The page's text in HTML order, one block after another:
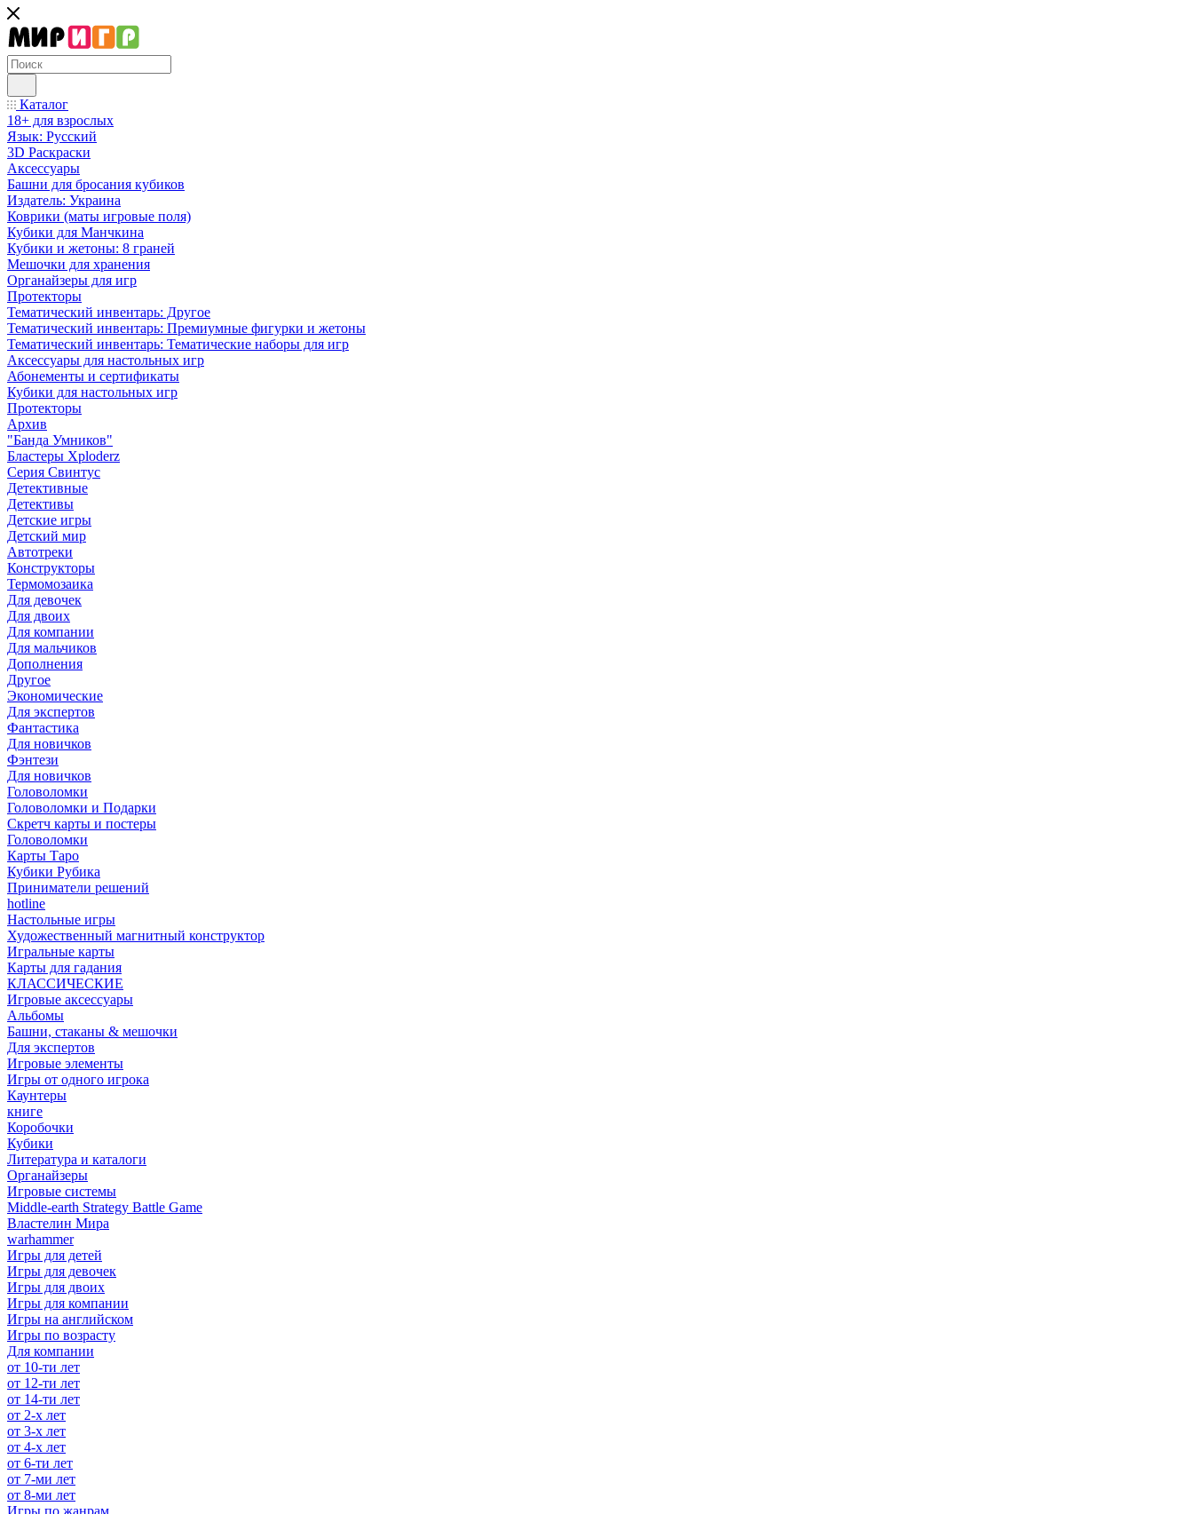
Каталог
18+ для взрослых
Язык: Русский
3D Раскраски
Аксессуары
Башни для бросания кубиков
Издатель: Украина
Коврики (маты игровые поля)
Кубики для Манчкина
Кубики и жетоны: 8 граней
Мешочки для хранения
Органайзеры для игр
Протекторы
Тематический инвентарь: Другое
Тематический инвентарь: Премиумные фигурки и жетоны
Тематический инвентарь: Тематические наборы для игр
Аксессуары для настольных игр
Абонементы и сертификаты
Кубики для настольных игр
Протекторы
Архив
"Банда Умников"
Бластеры Xploderz
Cерия Свинтус
Детективные
Детективы
Детские игры
Детский мир
Автотреки
Конструкторы
Термомозаика
Для девочек
Для двоих
Для компании
Для мальчиков
Дополнения
Другое
Экономические
Для экспертов
Фантастика
Для новичков
Фэнтези
Для новичков
Головоломки
Головоломки и Подарки
Cкретч карты и постеры
Головоломки
Карты Таро
Кубики Рубика
Приниматели решений
hotline
Настольные игры
Художественный магнитный конструктор
Игральные карты
Карты для гадания
КЛАССИЧЕСКИЕ
Игровые аксессуары
Альбомы
Башни, стаканы & мешочки
Для экспертов
Игровые элементы
Игры от одного игрока
Каунтеры
книге
Коробочки
Кубики
Литература и каталоги
Органайзеры
Игровые системы
Middle-earth Strategy Battle Game
Властелин Мира
warhammer
Игры для детей
Игры для девочек
Игры для двоих
Игры для компании
Игры на английском
Игры по возрасту
Для компании
от 10-ти лет
от 12-ти лет
от 14-ти лет
от 2-х лет
от 3-х лет
от 4-х лет
от 6-ти лет
от 7-ми лет
от 8-ми лет
Игры по жанрам